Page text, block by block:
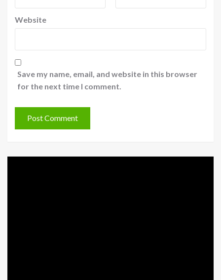
Website
Save my name, email, and website in this browser
for the next time I comment.